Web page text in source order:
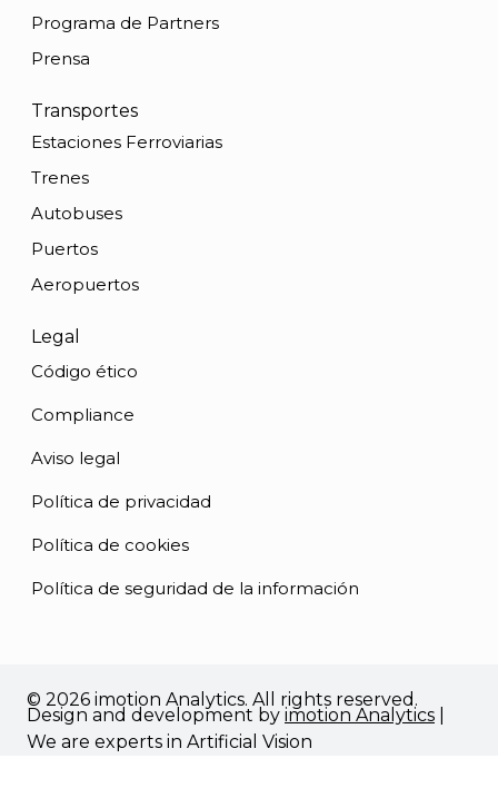
Programa de Partners
Prensa
Transportes
Estaciones Ferroviarias
Trenes
Autobuses
Puertos
Aeropuertos
Legal
Código ético
Compliance
Aviso legal
Política de privacidad
Política de cookies
Política de seguridad de la información
© 2026 imotion Analytics. All rights reserved.
Design and development by imotion Analytics
We are experts in Artificial Vision